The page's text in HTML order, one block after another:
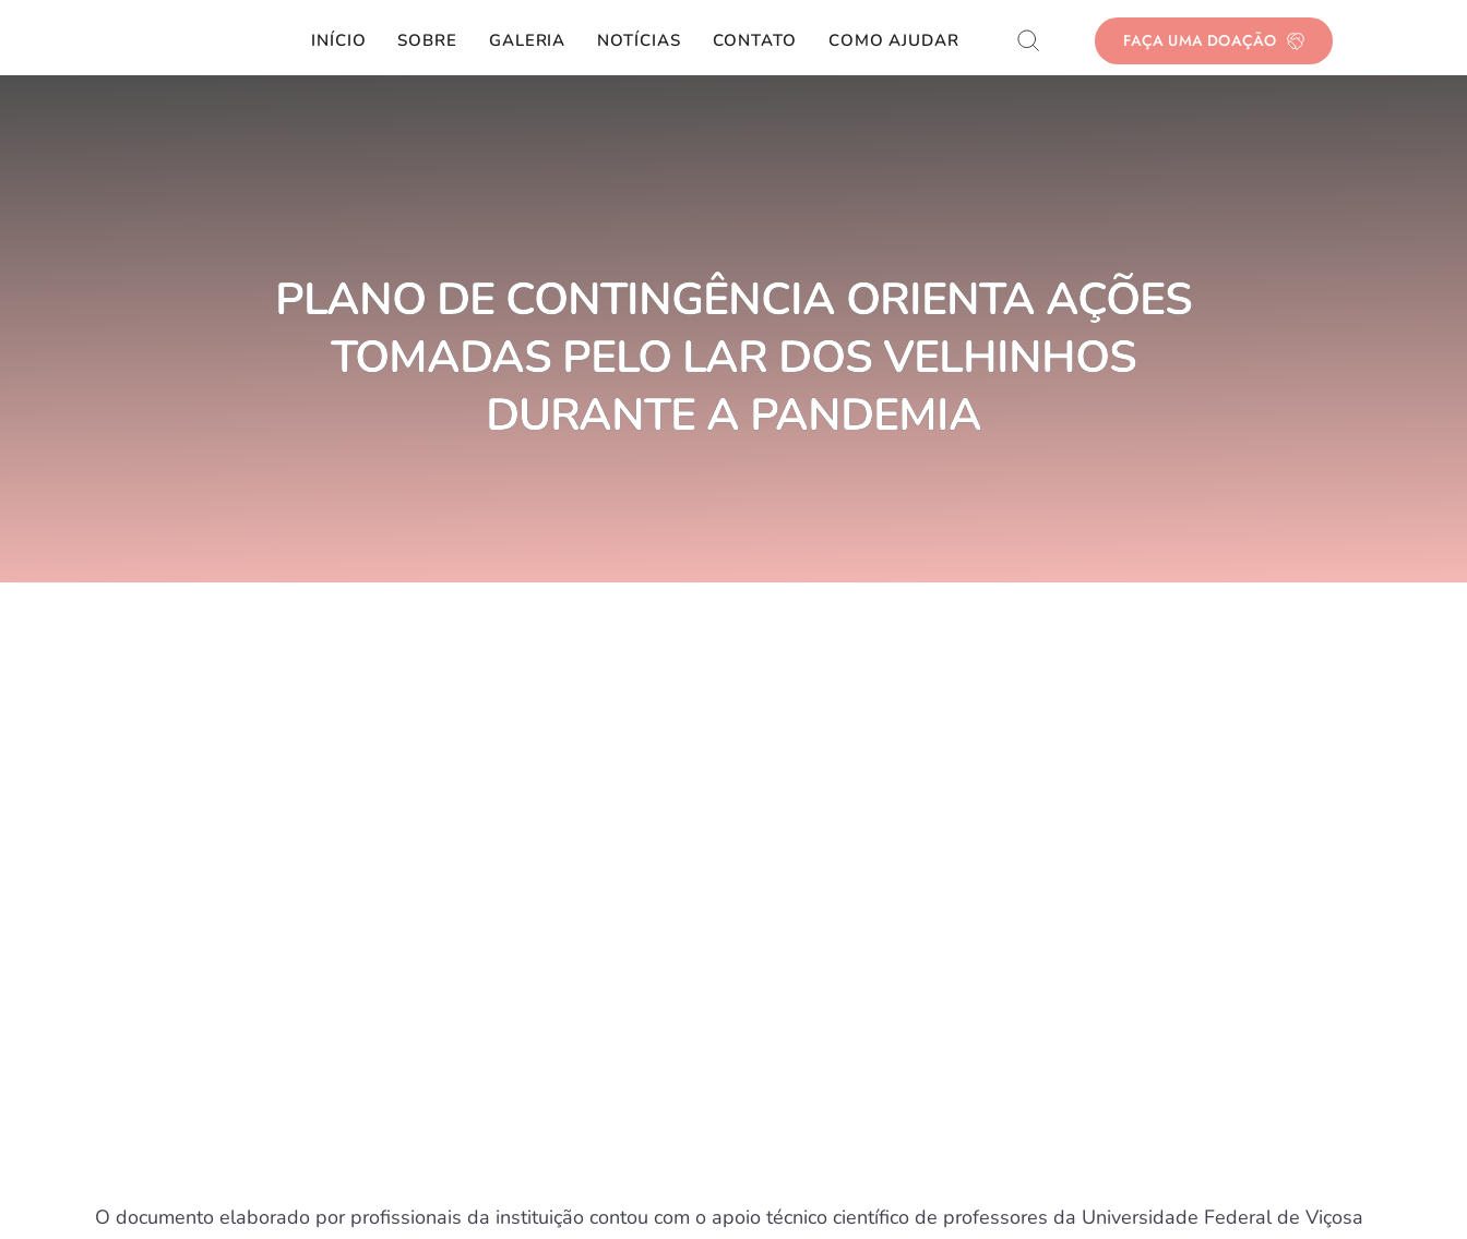
INÍCIO SOBRE GALERIA NOTÍCIAS CONTATO COMO AJUDAR FAÇA UMA DOAÇÃO
PLANO DE CONTINGÊNCIA ORIENTA AÇÕES
TOMADAS PELO LAR DOS VELHINHOS
DURANTE A PANDEMIA
O documento elaborado por profissionais da instituição contou com o apoio técnico científico de professores da Universidade Federal de Viçosa